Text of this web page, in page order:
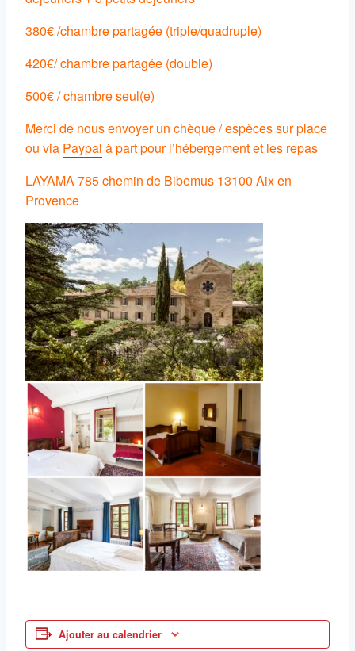
380€ /chambre partagée (triple/quadruple)
420€/ chambre partagée (double)
500€ / chambre seul(e)
Merci de nous envoyer un chèque / espèces sur place
ou via Paypal à part pour l’hébergement et les repas
LAYAMA 785 chemin de Bibemus 13100 Aix en
Provence
Ajouter au calendrier